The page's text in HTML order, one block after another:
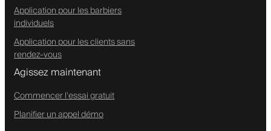
Application pour les barbiers
individuels
Application pour les clients sans
rendez-vous
Agissez maintenant
Commencer l'essai gratuit
Planifier un appel démo